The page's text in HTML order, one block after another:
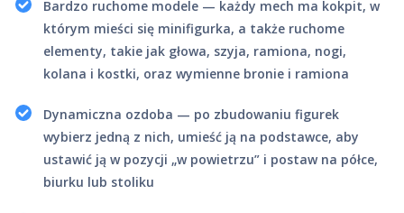
Bardzo ruchome modele — każdy mech ma kokpit, w
którym mieści się minifigurka, a także ruchome
elementy, takie jak głowa, szyja, ramiona, nogi,
kolana i kostki, oraz wymienne bronie i ramiona
Dynamiczna ozdoba — po zbudowaniu figurek
wybierz jedną z nich, umieść ją na podstawce, aby
ustawić ją w pozycji „w powietrzu” i postaw na półce,
biurku lub stoliku